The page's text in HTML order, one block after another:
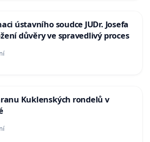
ústavního soudce JUDr. Josefa
důvěry ve spravedlivý proces
Kuklenských rondelů v